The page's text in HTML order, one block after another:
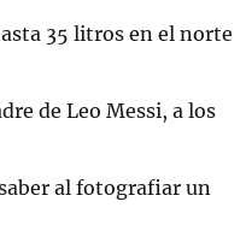
35 litros en el norte
de Leo Messi, a los
al fotografiar un